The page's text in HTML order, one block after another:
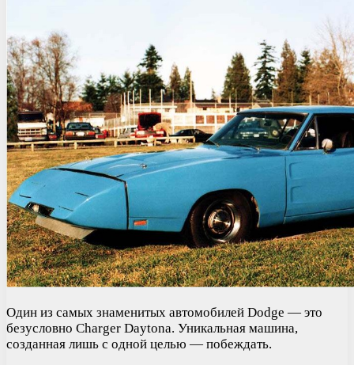
Один из самых знаменитых автомобилей Dodge — это
безусловно Charger Daytona. Уникальная машина,
созданная лишь с одной целью — побеждать.